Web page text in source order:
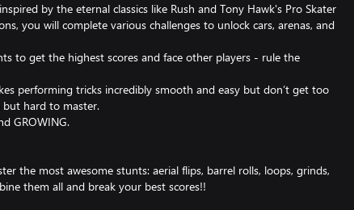
by the eternal classics like Rush and Tony Hawk's Pro Skater
you will complete various challenges to unlock cars, arenas, and
to get the highest scores and face other players - rule the
performing tricks incredibly smooth and easy but don’t get too
hard to master.
GROWING.
the most awesome stunts: aerial flips, barrel rolls, loops, grinds,
them all and break your best scores!!